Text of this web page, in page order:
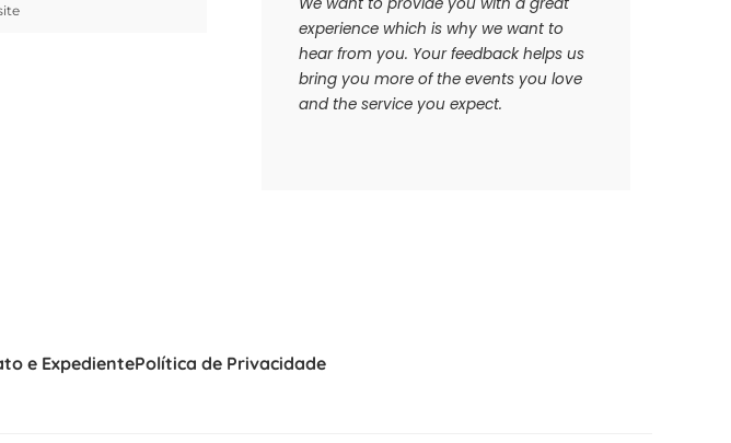
experience which is why we want to
hear from you. Your feedback helps us
bring you more of the events you love
and the service you expect.
e ExpedientePolítica de Privacidade